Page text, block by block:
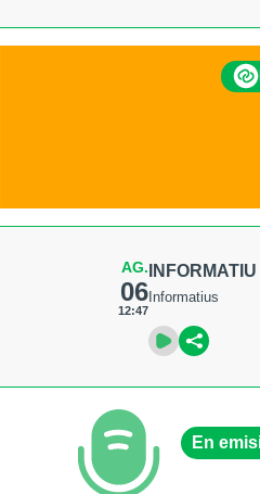
AG.
06
12:47
Informatius
En